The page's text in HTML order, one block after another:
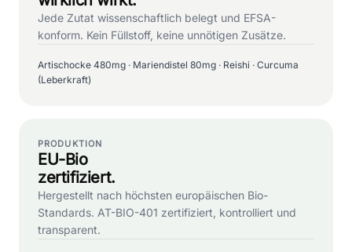
Jede Zutat wissenschaftlich belegt und EFSA-
konform. Kein Füllstoff, keine unnötigen Zusätze.
Artischocke 480mg · Mariendistel 80mg · Reishi · Curcuma
(Leberkraft)
PRODUKTION
EU-Bio
zertifiziert.
Hergestellt nach höchsten europäischen Bio-
Standards. AT-BIO-401 zertifiziert, kontrolliert und
transparent.